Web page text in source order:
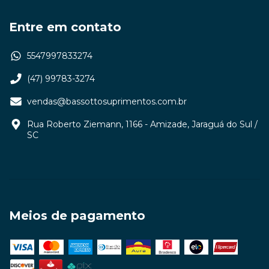
Entre em contato
5547997833274
(47) 99783-3274
vendas@bassottosuprimentos.com.br
Rua Roberto Ziemann, 1166 - Amizade, Jaraguá do Sul /
SC
Meios de pagamento